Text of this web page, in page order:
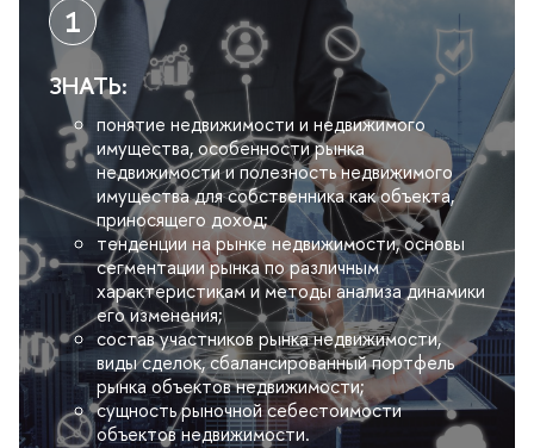
ЗНАТЬ:
понятие недвижимости и недвижимого
имущества, особенности рынка
недвижимости и полезность недвижимого
имущества для собственника как объекта,
приносящего доход;
тенденции на рынке недвижимости, основы
сегментации рынка по различным
характеристикам и методы анализа динамики
его изменения;
состав участников рынка недвижимости,
иды сделок, сбалансированный портфель
рынка объектов недвижимости;
сущность рыночной себестоимости
объектов недвижимости.